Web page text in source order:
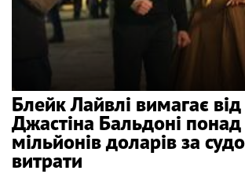
Блейк Лайвлі вимагає від
Джастіна Бальдоні
мільйонів доларів за
витрати